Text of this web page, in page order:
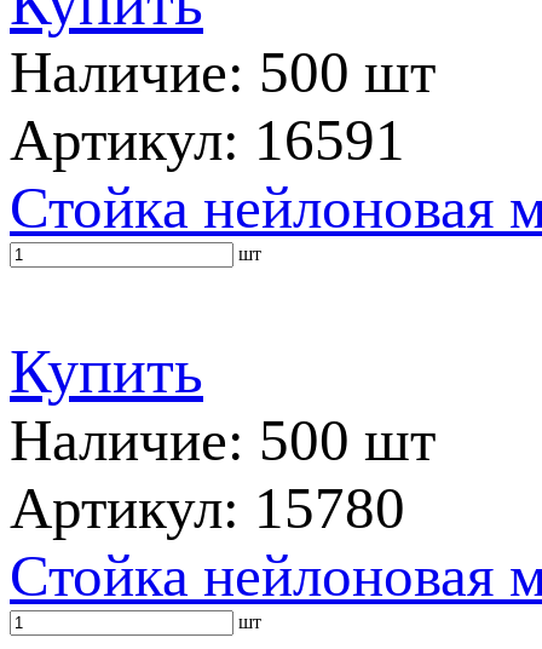
Наличие: 500 шт
Артикул: 16591
Стойка нейлоновая
шт
Купить
Наличие: 500 шт
Артикул: 15780
Стойка нейлоновая
шт